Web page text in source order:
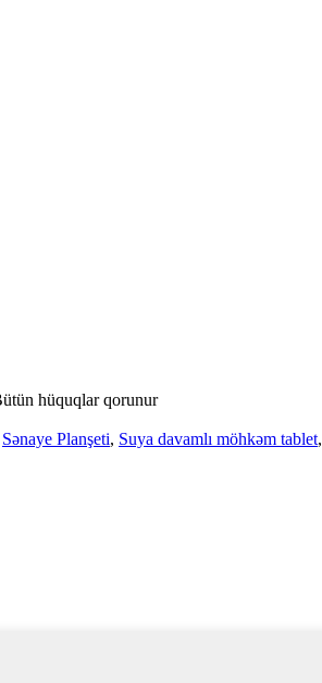
hüquqlar qorunur
Sənaye Planşeti, Suya davamlı möhkəm tablet,